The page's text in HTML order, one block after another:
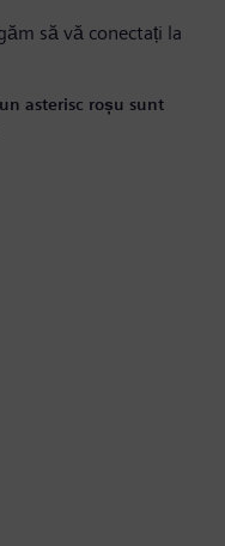
să vă conectați la
asterisc roșu sunt